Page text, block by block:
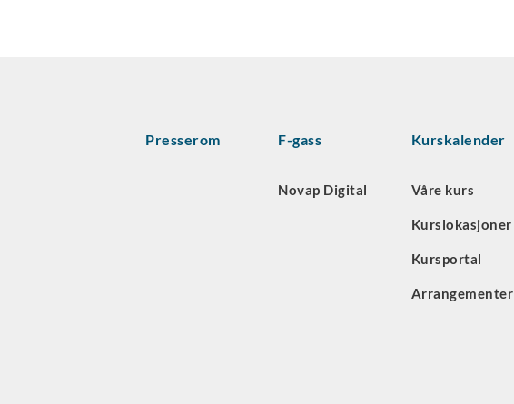
Presserom F-gass
Novap Digital
Kurskalender
Våre kurs
Kurslokasjoner
Kursportal
Arrangementer